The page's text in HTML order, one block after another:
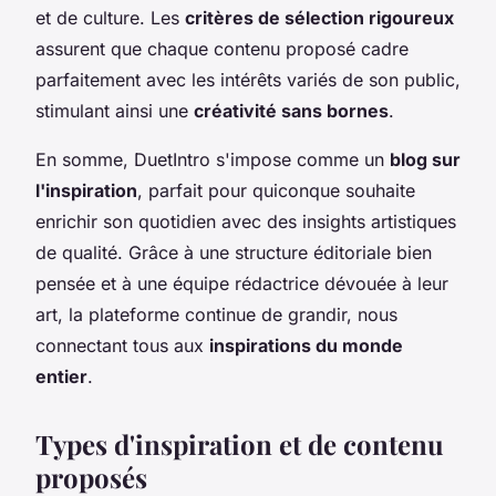
et de culture. Les critères de sélection rigoureux
assurent que chaque contenu proposé cadre
parfaitement avec les intérêts variés de son public,
stimulant ainsi une créativité sans bornes.
En somme, DuetIntro s'impose comme un blog sur
l'inspiration, parfait pour quiconque souhaite
enrichir son quotidien avec des insights artistiques
de qualité. Grâce à une structure éditoriale bien
pensée et à une équipe rédactrice dévouée à leur
art, la plateforme continue de grandir, nous
connectant tous aux inspirations du monde
entier.
Types d'inspiration et de contenu
proposés